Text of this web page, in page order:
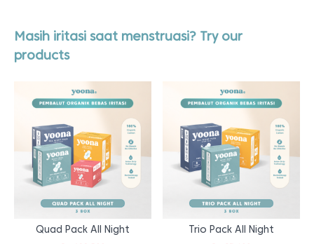
Masih iritasi saat menstruasi? Try our
products
Quad Pack All Night Trio Pack All Night